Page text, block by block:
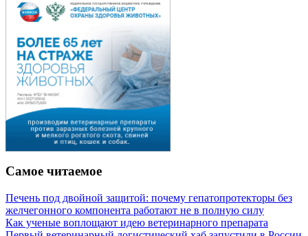
Самое читаемое
Печень под двойной защитой: почему гепатопротекторы без
желчегонного компонента работают не в полную силу
Как ученые воплощают идею ветеринарного препарата